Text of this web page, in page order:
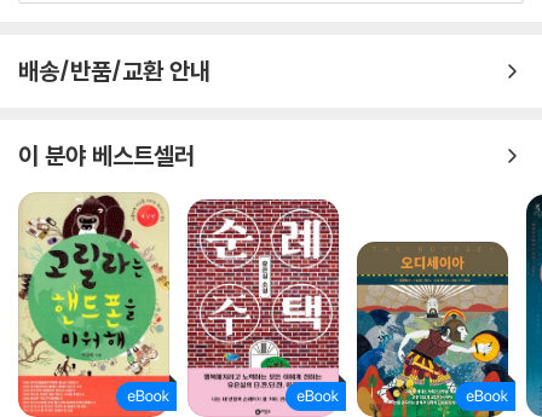
배송/반품/교환 안내
이 분야 베스트셀러